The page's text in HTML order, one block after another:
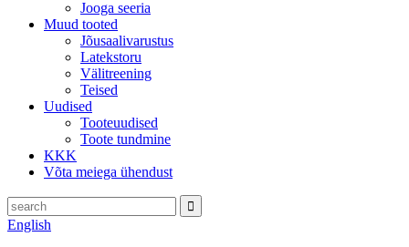
Jooga seeria
Muud tooted
Jõusaalivarustus
Latekstoru
Välitreening
Teised
Uudised
Tooteuudised
Toote tundmine
KKK
Võta meiega ühendust
English